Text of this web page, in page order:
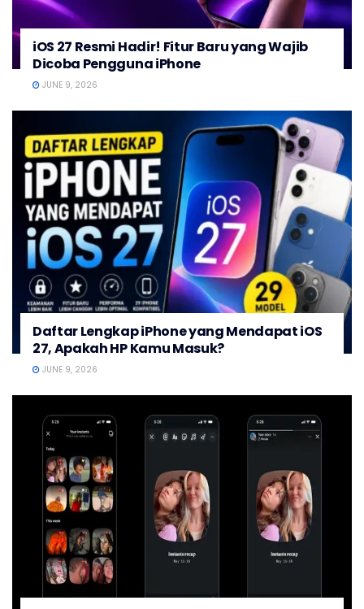
iOS 27 Resmi Hadir! Fitur Baru yang Wajib
Dicoba Pengguna iPhone
JUNE 9, 2026
Daftar Lengkap iPhone yang Mendapat iOS
27, Apakah HP Kamu Masuk?
JUNE 9, 2026